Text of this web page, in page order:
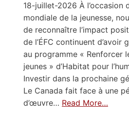
18-juillet-2026 À l’occasion
mondiale de la jeunesse,
de reconnaître l’impact
de l’ÉFC continuent d’avoir
au programme « Renforcer
jeunes » d’Habitat pour
Investir dans la prochaine
Le Canada fait face à une
d’œuvre… Read More…